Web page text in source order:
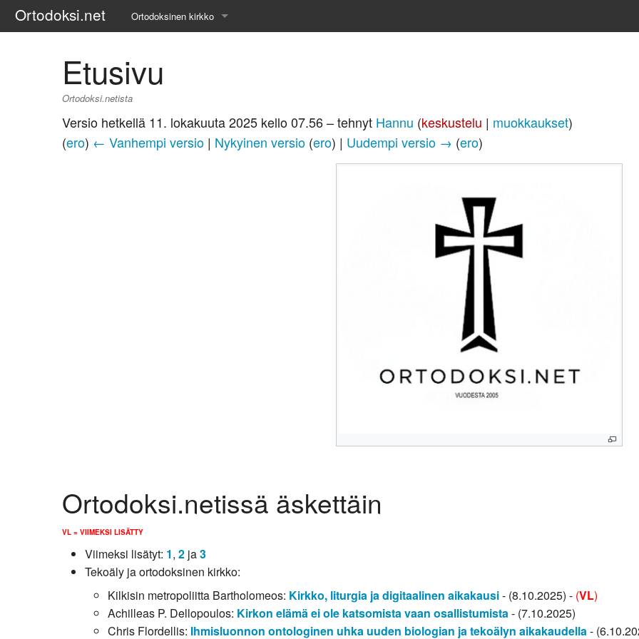
Ortodoksi.net Ortodoksinen kirkko
Liturgiset tekstit
Kirkkohistoria
Etusivu
Ortodoksi.netista
Versio hetkellä 11. lokakuuta 2025 kello 07.56 – tehnyt Hannu (keskustelu | muokkaukset)
(ero) ← Vanhempi versio | Nykyinen versio (ero) | Uudempi versio → (ero)
Ortodoksi.netissä äskettäin
VL = VIIMEKSI LISÄTTY
Viimeksi lisätyt: 1, 2 ja3
Tekoäly ja ortodoksinen kirkko:
Kilkisin metropoliitta Bartholomeos: Kirkko, liturgia ja digitaalinen aikakausi- (8.10.2025) - (VL)
Achilleas P. Dellopoulos: Kirkon elämä ei ole katsomista vaan osallistumista- (7.10.2025)
Chris Flordellis: Ihmisluonnon ontologinen uhka uuden biologian ja tekoälyn aikakaudella-